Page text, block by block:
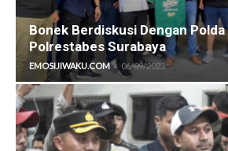
Bonek Berdiskusi Dengan
Polrestabes Surabaya
EMOSIJIWAKU.COM - 06/09/2023